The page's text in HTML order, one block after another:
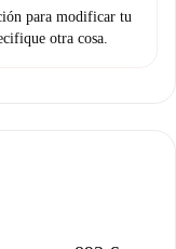
para modificar tu
otra cosa.